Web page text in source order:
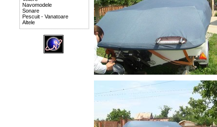
Navomodele
Sonare
Pescuit - Vanatoare
Altele